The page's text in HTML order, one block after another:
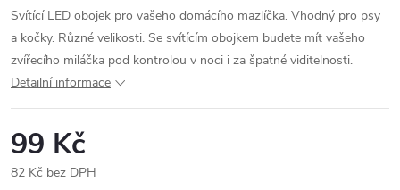
Svítící LED obojek pro vašeho domácího mazlíčka. Vhodný pro psy
a kočky. Různé velikosti. Se svítícím obojkem budete mít vašeho
zvířecího miláčka pod kontrolou v noci i za špatné viditelnosti.
Detailní informace
99 Kč
82 Kč bez DPH